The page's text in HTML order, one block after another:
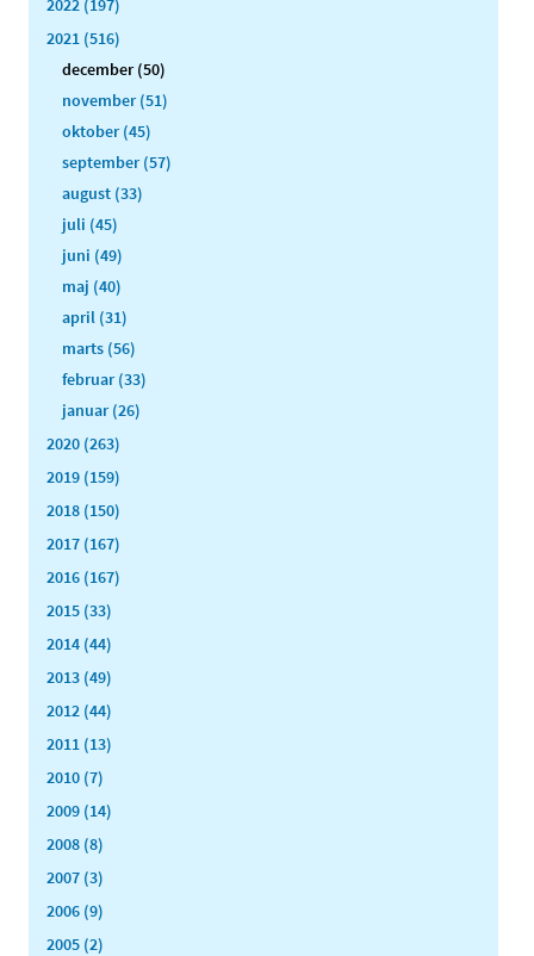
2022 (197)
2021 (516)
december (50)
november (51)
oktober (45)
september (57)
august (33)
juli (45)
juni (49)
maj (40)
april (31)
marts (56)
februar (33)
januar (26)
2020 (263)
2019 (159)
2018 (150)
2017 (167)
2016 (167)
2015 (33)
2014 (44)
2013 (49)
2012 (44)
2011 (13)
2010 (7)
2009 (14)
2008 (8)
2007 (3)
2006 (9)
2005 (2)